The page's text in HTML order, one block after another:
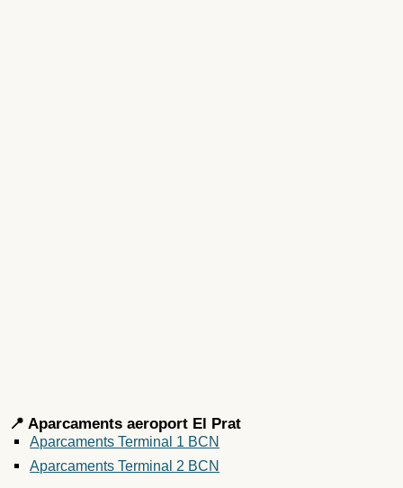
📍 Aparcaments aeroport El Prat
Aparcaments Terminal 1 BCN
Aparcaments Terminal 2 BCN